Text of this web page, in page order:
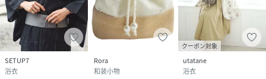
SETUP7
浴衣
Rora
和装小物
クーポン対象
utatane
浴衣